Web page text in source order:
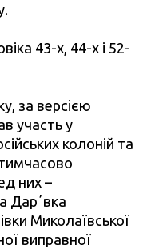
43-х, 44-х і 52-
за версією
участь у
колоній та
них –
Дарʼвка
Миколаївської
виправної